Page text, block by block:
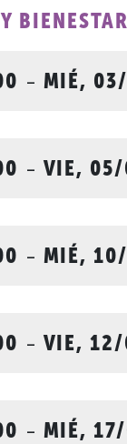
BIENESTAR
- MIÉ,
- VIE,
- MIÉ,
- VIE,
- MIÉ,